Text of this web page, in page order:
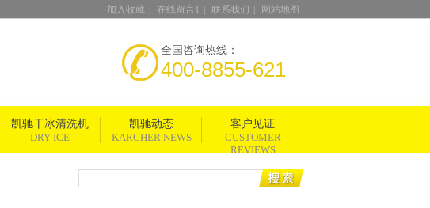
加入收藏 在线留言1 联系我们 网站地图
全国咨询热线：
400-8855-621
凯驰干冰清洗机 凯驰动态
客户见证
DRY ICE KARCHER NEWS
CUSTOMER
REVIEWS